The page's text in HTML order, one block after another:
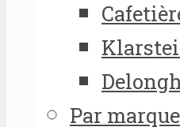
Par marque